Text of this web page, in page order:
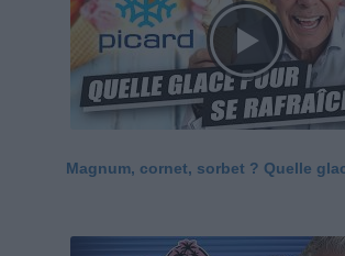
Magnum, cornet, sorbet ? Quelle